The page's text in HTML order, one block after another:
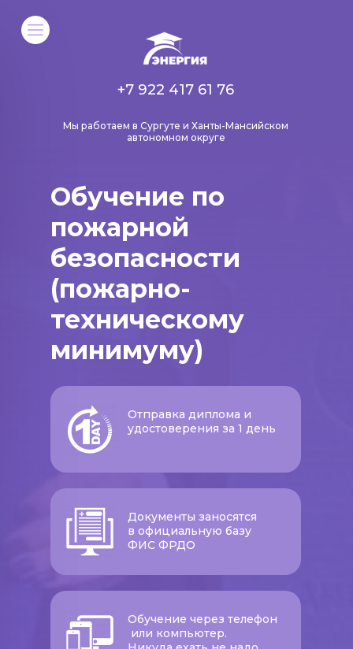
Мы работаем в Сургуте и Ханты-Мансийском
автономном округе
+7 922 417 61 76
Обучение по
пожарной
безопасности
(пожарно-
техническому
минимуму)
Отправка диплома и
удостоверения за 1 день
Документы заносятся
в официальную базу
ФИС ФРДО
Обучение через телефон
или компьютер.